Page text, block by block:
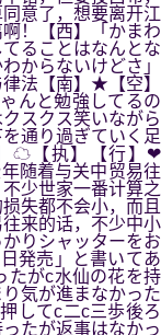
意了，想要离开江
！【西】「かまわ
ることはなんとな
からないけどさ」
法【南】★【空】
んと勉強してるの
スクス笑いながら
通り過ぎていく足
☁【执】【行】❤
着与关中贸易往
少世家一番计算之
失都不会小，而且
来的话，不少中小
りシャッターをお
発売」と書いてあ
たがc水仙の花を持
気が進まなかった
してc二c三歩後ろ
たが返事はなかっ